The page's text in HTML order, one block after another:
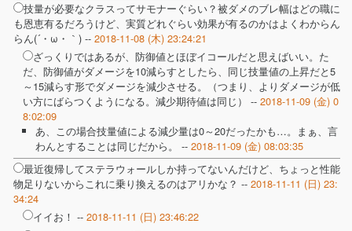
技量が必要なクラスってサモナーぐらい？被ダメのブレ幅はどの職に
も恩恵有るだろうけど、実質どれぐらい効果が有るのかはよくわからん
らん(´・ω・｀) -- 2018-11-08 (木) 23:24:21
ざっくりではあるが、防御値とほぼイコールだと思えばいい。た
だ、防御値がダメージを10減らすとしたら、同じ技量値の上昇だと5
～15減らす形でダメージを減少させる。（つまり、よりダメージが低
い方にばらつくようになる。減少期待値は同じ） -- 2018-11-09 (金) 0
8:02:09
あ、この場合技量値による減少量は0～20だったかも…。まぁ、言
わんとすることは同じだから。 -- 2018-11-09 (金) 08:03:35
最近復帰してステラウォールしか持ってないんだけど、ちょっと性能
物足りないからこれに乗り換えるのはアリかな？ -- 2018-11-11 (日) 23:
34:24
イイお！ -- 2018-11-11 (日) 23:46:22